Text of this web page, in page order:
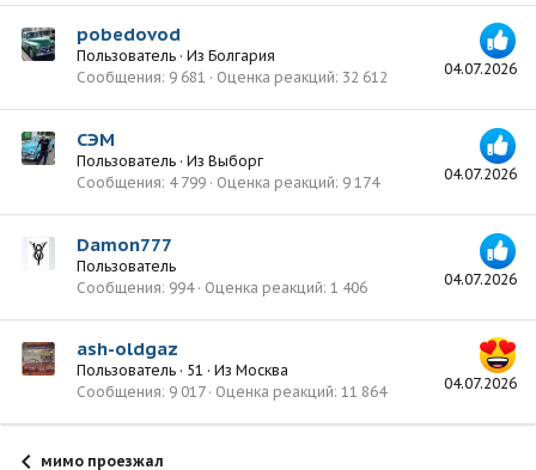
04.07.2026
pobedovod
Пользователь · Из Болгария
Сообщения 9 681 Оценка реакций 32 612
04.07.2026
СЭМ
Пользователь · Из Выборг
Сообщения 4 799 Оценка реакций 9 174
04.07.2026
Damon777
Пользователь
Сообщения 994 Оценка реакций 1 406
04.07.2026
ash-oldgaz
Пользователь · 51 · Из Москва
Сообщения 9 017 Оценка реакций 11 864
мимо проезжал